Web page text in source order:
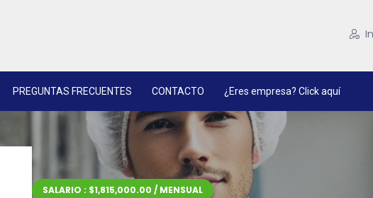
PREGUNTAS FRECUENTES CONTACTO ¿Eres empresa? Click aquí
SALARIO : $1,815,000.00 / MENSUAL